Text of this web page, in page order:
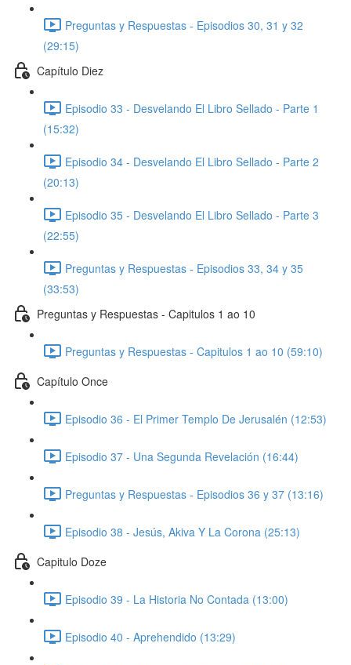
Preguntas y Respuestas - Episodios 30, 31 y 32
(29:15)
Capítulo Diez
Episodio 33 - Desvelando El Libro Sellado - Parte 1
(15:32)
Episodio 34 - Desvelando El Libro Sellado - Parte 2
(20:13)
Episodio 35 - Desvelando El Libro Sellado - Parte 3
(22:55)
Preguntas y Respuestas - Episodios 33, 34 y 35
(33:53)
Preguntas y Respuestas - Capitulos 1 ao 10
Preguntas y Respuestas - Capitulos 1 ao 10 (59:10)
Capítulo Once
Episodio 36 - El Primer Templo De Jerusalén (12:53)
Episodio 37 - Una Segunda Revelación (16:44)
Preguntas y Respuestas - Episodios 36 y 37 (13:16)
Episodio 38 - Jesús, Akiva Y La Corona (25:13)
Capitulo Doze
Episodio 39 - La Historia No Contada (13:00)
Episodio 40 - Aprehendido (13:29)